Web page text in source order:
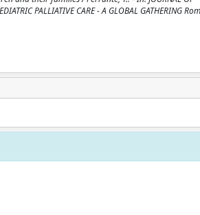
PALLIATIVE CARE - A GLOBAL GATHERING